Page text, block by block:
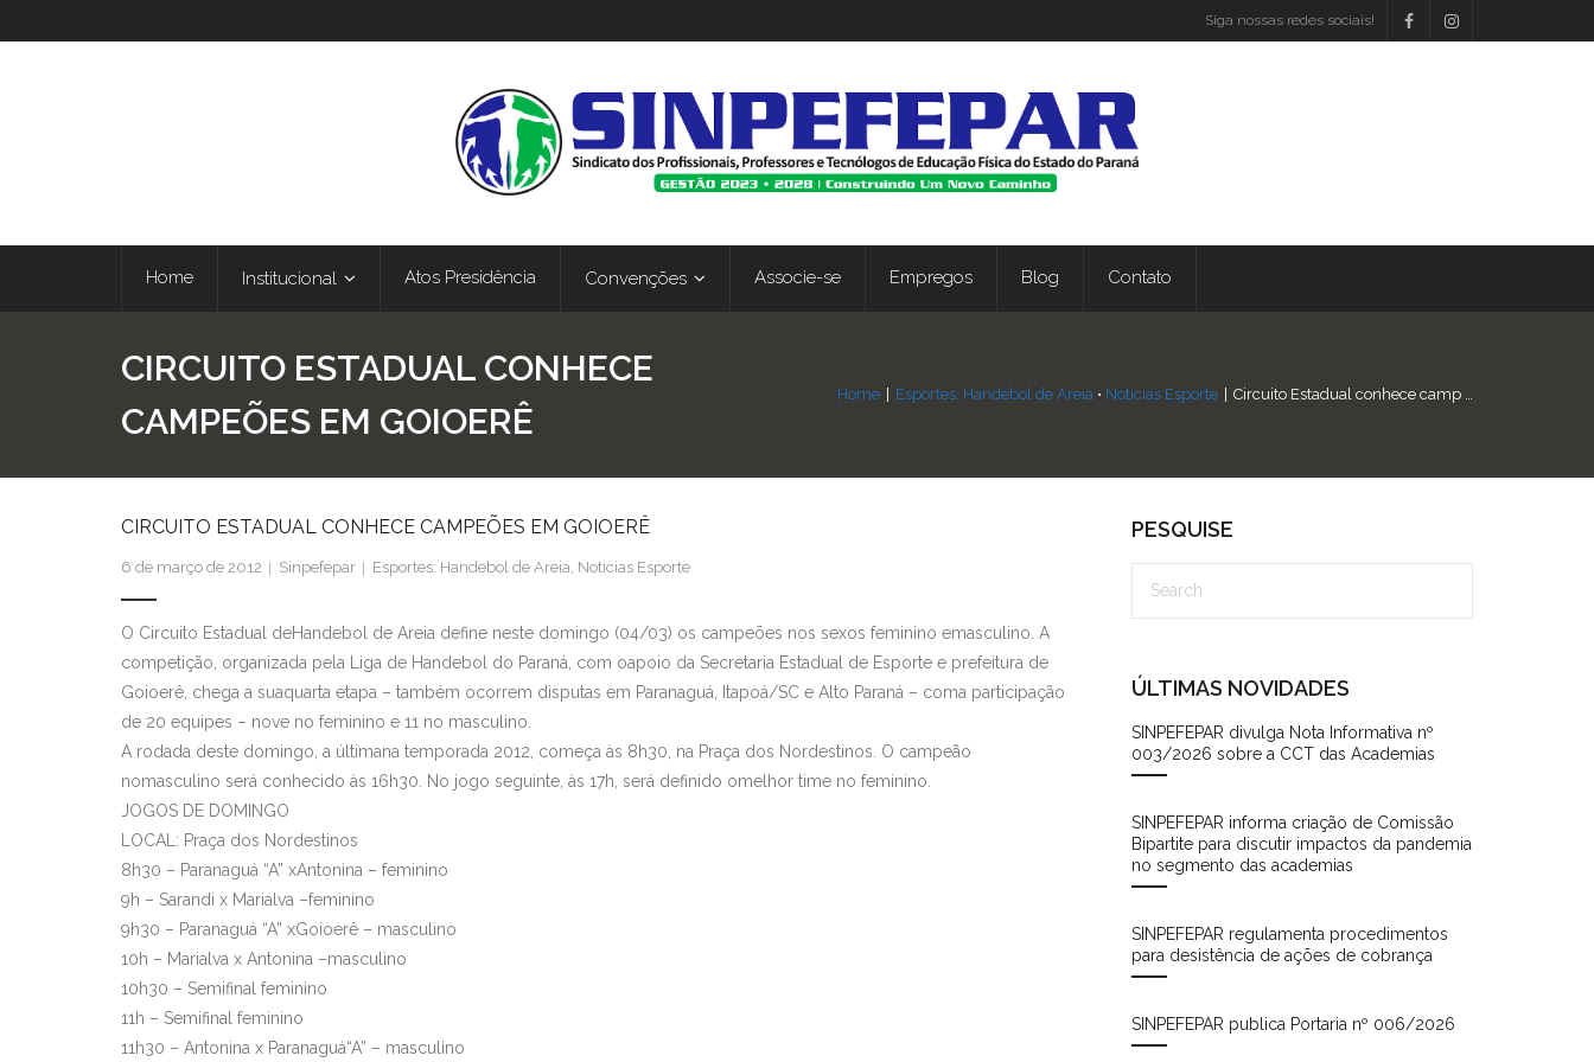
Siga nossas redes sociais!
Home Institucional Atos Presidência Convenções Associe-se Empregos Blog Contato
CIRCUITO ESTADUAL CONHECE
CAMPEÕES EM GOIOERÊ
Home Esportes: Handebol de Areia • Noticias Esporte Circuito Estadual conhece camp …
CIRCUITO ESTADUAL CONHECE CAMPEÕES EM GOIOERÊ
6 de março de 2012 Sinpefepar Esportes: Handebol de Areia Noticias Esporte
O Circuito Estadual deHandebol de Areia define neste domingo (04/03) os campeões nos sexos feminino emasculino. A
competição, organizada pela Liga de Handebol do Paraná, com oapoio da Secretaria Estadual de Esporte e prefeitura de
Goioerê, chega a suaquarta etapa – também ocorrem disputas em Paranaguá, Itapoá/SC e Alto Paraná – coma participação
de 20 equipes – nove no feminino e 11 no masculino.
A rodada deste domingo, a últimana temporada 2012, começa às 8h30, na Praça dos Nordestinos. O campeão
nomasculino será conhecido às 16h30. No jogo seguinte, às 17h, será definido omelhor time no feminino.
JOGOS DE DOMINGO
LOCAL: Praça dos Nordestinos
8h30 – Paranaguá “A” xAntonina – feminino
9h – Sarandi x Marialva –feminino
9h30 – Paranaguá “A” xGoioerê – masculino
10h – Marialva x Antonina –masculino
10h30 – Semifinal feminino
11h – Semifinal feminino
11h30 – Antonina x Paranaguá“A” – masculino
PESQUISE
ÚLTIMAS NOVIDADES
SINPEFEPAR divulga Nota Informativa nº
003/2026 sobre a CCT das Academias
SINPEFEPAR informa criação de Comissão
Bipartite para discutir impactos da pandemia
no segmento das academias
SINPEFEPAR regulamenta procedimentos
para desistência de ações de cobrança
SINPEFEPAR publica Portaria nº 006/2026